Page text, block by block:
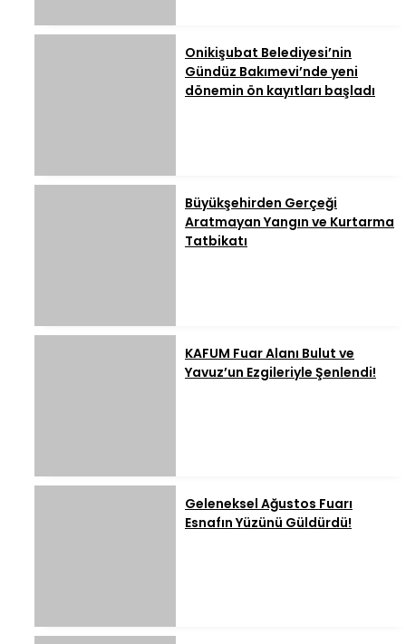
Onikişubat Belediyesi’nin
Gündüz Bakımevi’nde yeni
dönemin ön kayıtları başladı
Büyükşehirden Gerçeği
Aratmayan Yangın ve Kurtarma
Tatbikatı
KAFUM Fuar Alanı Bulut ve
Yavuz’un Ezgileriyle Şenlendi!
Geleneksel Ağustos Fuarı
Esnafın Yüzünü Güldürdü!